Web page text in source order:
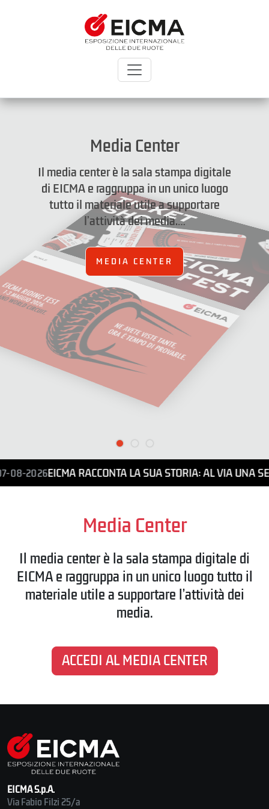
Media Center
Il media center è la sala stampa digitale
di EICMA e raggruppa in un unico luogo
tutto il materiale utile a supportare
l’attività dei media.…
MEDIA CENTER
08-2026EICMA RACCONTA LA SUA STORIA: AL VIA UNA
Media Center
Il media center è la sala stampa digitale di
EICMA e raggruppa in un unico luogo tutto il
materiale utile a supportare l’attività dei
media.
ACCEDI AL MEDIA CENTER
EICMA S.p.A.
Via Fabio Filzi 25/a